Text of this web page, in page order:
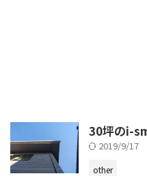
30坪のi-
2019/9/17
other